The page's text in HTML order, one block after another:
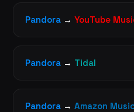
Pandora → YouTube
Pandora → Tidal
Pandora → Amazon